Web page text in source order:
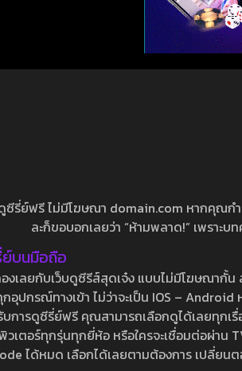
ซีรี่ย์ฟรี ไม่มีโฆษณา domain.com หากคุณก
ละก็ขอบอกเลยว่า “ห้ามพลาด!” เพราะ
บนมือถือ
งเลยกับเว็บดูซีรีส์สุดเจ๋ง แบบไม่มีโฆษณากั้
กอุปกรณ์ทางเข้า ไม่ว่าจะเป็น IOS –
บการดูซีรี่ย์ฟรี คุณสามารถเลือกดูได้เลยทุกเ
วเตอร์ทุกรุ่นทุกยี่ห้อ หรือใครจะเชื่อมต่อผ่าน
ได้หมด เลือกได้เลยตามต้องการ เปลี่ยน